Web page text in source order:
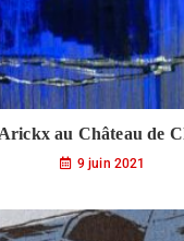
au Château de
9 juin 2021